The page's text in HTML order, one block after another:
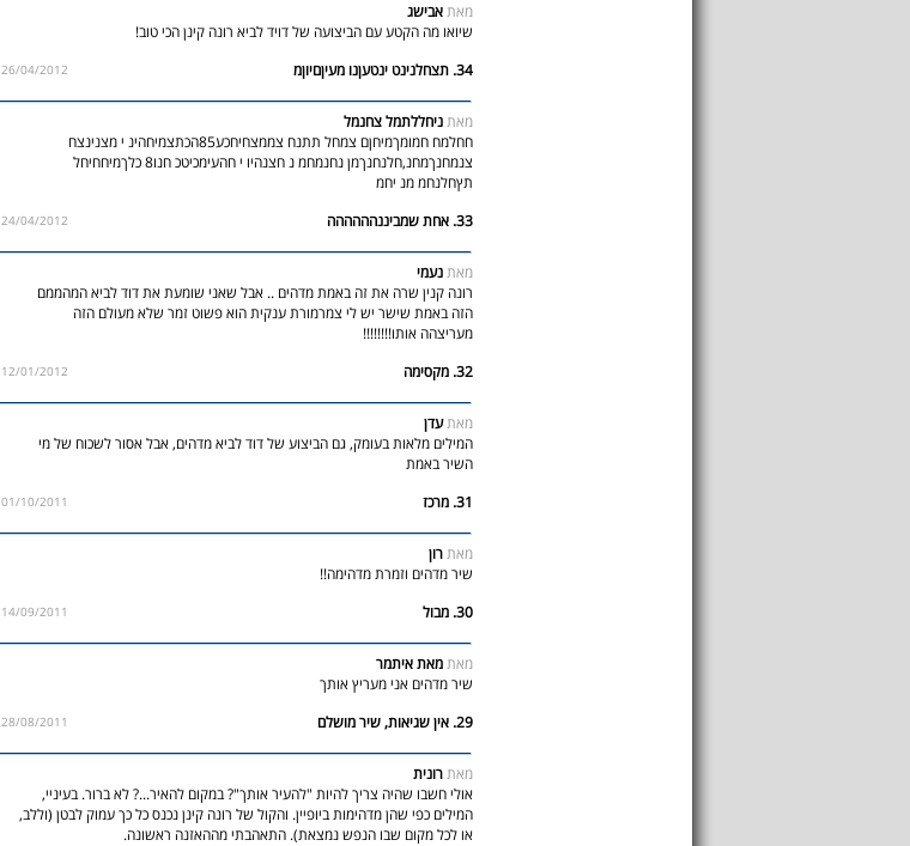
מאתאבישג
שיואו מה הקטע עם הביצועה של דויד לביא רונה קינן הכי טוב!
34. תצחלנינט ינטעןנו מעיןםיוןמ
26/04/2012 - 22:00
מאתניחללתמל צחנמל
חחלמח חמומךמיחןם צמחל תתנח צממצחיחכע85הכתצמיחהינ י מצנינצח
צנמחנךמחנ,חלנחנךמן נחנמחמ נ חצנהיו י חהעימכיטכ חנו8 כלךמיחחיחל
תץחלנחמ מנ יחמ
33. אחת שמביננהההההה
24/04/2012 - 12:48
מאתנעמי
רונה קנין שרה את זה באמת מדהים .. אבל שאני שומעת את דוד לביא המהממם
הזה באמת שישר יש לי צמרמורת ענקית הוא פשוט זמר שלא מעולם הזה
מעריצהה אותו!!!!!!!!
32. מקסימה
12/01/2012 - 17:20
מאתעדן
המילים מלאות בעומק, גם הביצוע של דוד לביא מדהים, אבל אסור לשכוח של מי
השיר באמת
31. מרכז
01/10/2011 - 20:26
מאתרון
שיר מדהים וזמרת מדהימה!!
30. מבול
14/09/2011 - 15:29
מאתמאת איתמר
שיר מדהים אני מעריץ אותך
29. אין שגיאות, שיר מושלם
28/08/2011 - 13:54
מאתרונית
אולי חשבו שהיה צריך להיות "להעיר אותך"? במקום להאיר...? לא ברור. בעיניי,
המילים כפי שהן מדהימות ביופיין. והקול של רונה קינן נכנס כל כך עמוק לבטן (וללב,
או לכל מקום שבו הנפש נמצאת). התאהבתי מההאזנה ראשונה.